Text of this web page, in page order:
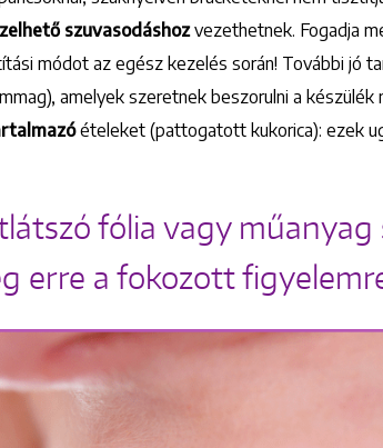
szuvasodáshozvezethetnek. Fogadja
módot az egész kezelés során! További jó
amelyek szeretnek beszorulni a
ételeket (pattogatott kukorica): ezek
fólia vagy
erre a fokozott